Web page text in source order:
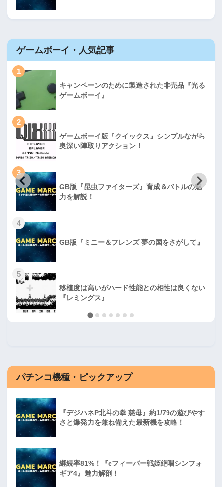
ゲームボーイ・人気記事
1
キャンペーンのために製造された非売品『光る
ゲームボーイ』
2
ゲームボーイ版『クイックス』シンプルながら
奥深い陣取りアクション！
3
GB版『昆虫ファイターズ』育成＆バトルの魅
力を解説！
4
GB版『ミニー＆フレンズ 夢の国をさがして』
5
移植度は高いがハード性能との相性は良くない
『レミングス』
パチンコ機種・ピックアップ
『デジハネP北斗の拳 慈母』約1/79の遊びやす
さと爆発力を兼ね備えた最新機を攻略！
継続率81%！『eフィーバー戦姫絶唱シンフォ
ギア4』魅力解剖！